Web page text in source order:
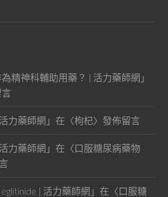
精神科輔助用藥？ | 活力藥師網 」
力藥師網 」在〈枸杞〉發佈留言
力藥師網 」在〈口服糖尿病藥物
| 活力藥師網 」在〈口服糖